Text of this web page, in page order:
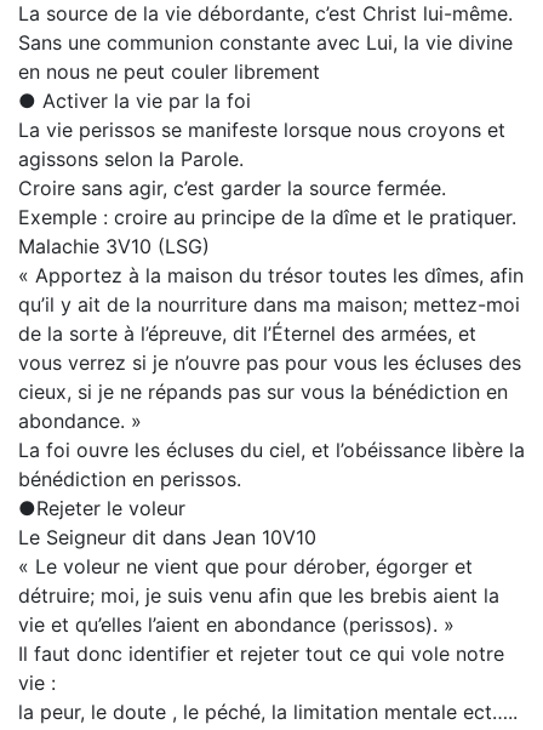
La source de la vie débordante, c’est Christ lui-même.
Sans une communion constante avec Lui, la vie divine
en nous ne peut couler librement
● Activer la vie par la foi
La vie perissos se manifeste lorsque nous croyons et
agissons selon la Parole.
Croire sans agir, c’est garder la source fermée.
Exemple : croire au principe de la dîme et le pratiquer.
Malachie 3V10 (LSG)
« Apportez à la maison du trésor toutes les dîmes, afin
qu’il y ait de la nourriture dans ma maison; mettez-moi
de la sorte à l’épreuve, dit l’Éternel des armées, et
vous verrez si je n’ouvre pas pour vous les écluses des
cieux, si je ne répands pas sur vous la bénédiction en
abondance. »
La foi ouvre les écluses du ciel, et l’obéissance libère la
bénédiction en perissos.
●Rejeter le voleur
Le Seigneur dit dans Jean 10V10
« Le voleur ne vient que pour dérober, égorger et
détruire; moi, je suis venu afin que les brebis aient la
vie et qu’elles l’aient en abondance (perissos). »
Il faut donc identifier et rejeter tout ce qui vole notre
vie :
la peur, le doute , le péché, la limitation mentale ect…..